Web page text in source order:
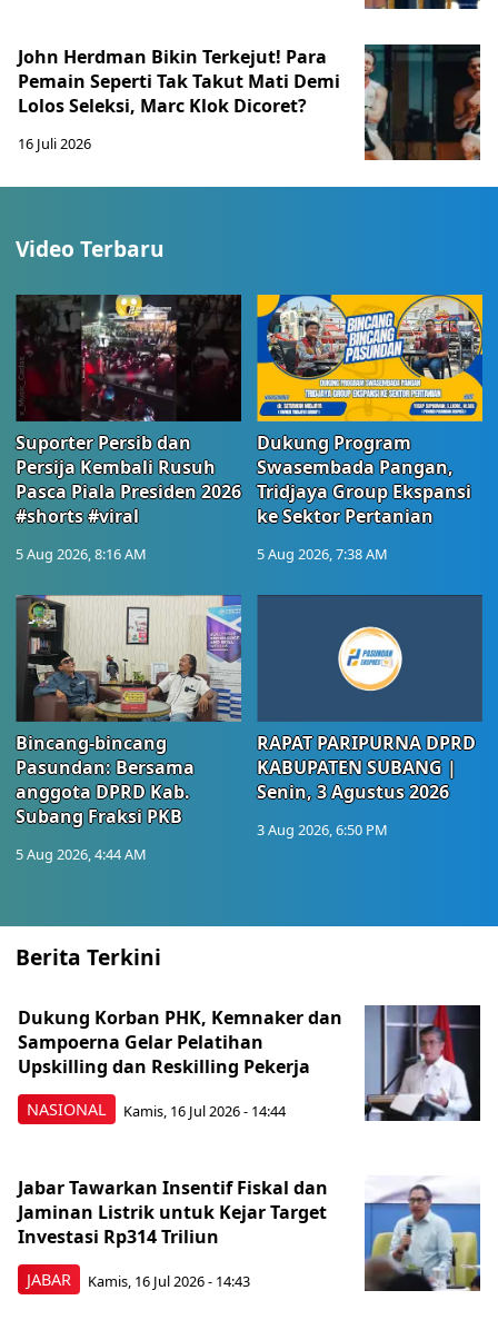
John Herdman Bikin Terkejut! Para
Pemain Seperti Tak Takut Mati Demi
Lolos Seleksi, Marc Klok Dicoret?
16 Juli 2026
Video Terbaru
Suporter Persib dan
Persija Kembali Rusuh
Pasca Piala Presiden 2026
#shorts #viral
5 Aug 2026, 8:16 AM
Dukung Program
Swasembada Pangan,
Tridjaya Group Ekspansi
ke Sektor Pertanian
5 Aug 2026, 7:38 AM
Bincang-bincang
Pasundan: Bersama
anggota DPRD Kab.
Subang Fraksi PKB
5 Aug 2026, 4:44 AM
RAPAT PARIPURNA DPRD
KABUPATEN SUBANG |
Senin, 3 Agustus 2026
3 Aug 2026, 6:50 PM
Berita Terkini
NASIONAL
Dukung Korban PHK, Kemnaker dan
Sampoerna Gelar Pelatihan
Upskilling dan Reskilling Pekerja
Kamis, 16 Jul 2026 - 14:44
JABAR
Jabar Tawarkan Insentif Fiskal dan
Jaminan Listrik untuk Kejar Target
Investasi Rp314 Triliun
Kamis, 16 Jul 2026 - 14:43